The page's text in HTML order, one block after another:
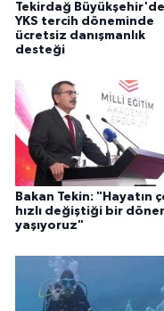
Tekirdağ
YKS tercih döneminde
ücretsiz danışmanlık
desteği
Bakan Tekin: "Hayatın
hızlı değiştiği bir
yaşıyoruz"